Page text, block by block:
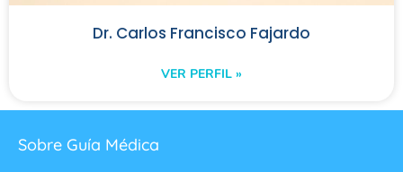
Dr. Carlos Francisco Fajardo
VER PERFIL »
Sobre Guía Médica